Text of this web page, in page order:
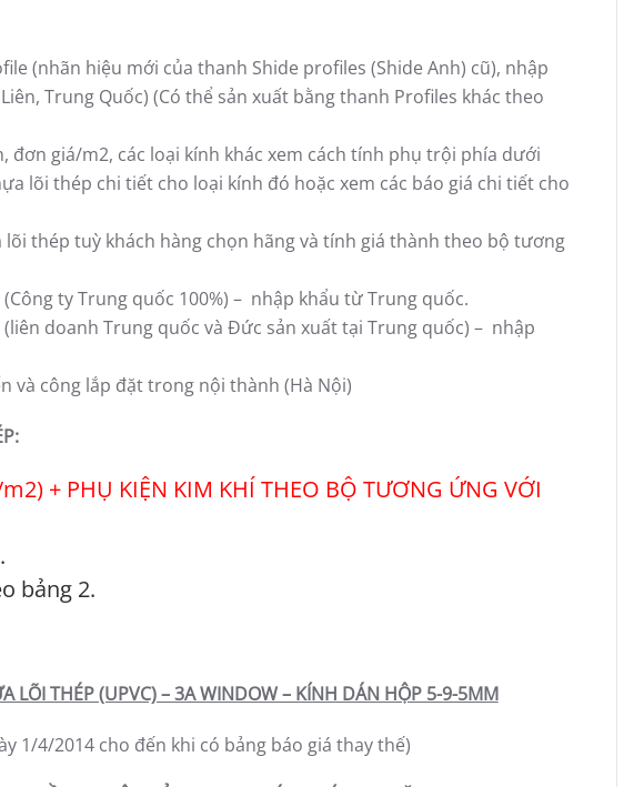
(nhãn hiệu mới của thanh Shide profiles (Shide Anh) cũ), nhập
Trung Quốc) (Có thể sản xuất bằng thanh Profiles khác theo
đơn giá/m2, các loại kính khác xem cách tính phụ trội phía dưới
lõi thép chi tiết cho loại kính đó hoặc xem các báo giá chi tiết cho
lõi thép tuỳ khách hàng chọn hãng và tính giá thành theo bộ tương
(Công ty Trung quốc 100%) – nhập khẩu từ Trung quốc.
(liên doanh Trung quốc và Đức sản xuất tại Trung quốc) – nhập
và công lắp đặt trong nội thành (Hà Nội)
+ PHỤ KIỆN KIM KHÍ THEO BỘ TƯƠNG ỨNG VỚI
bảng 2.
LÕI THÉP (UPVC) – 3A WINDOW – KÍNH DÁN HỘP 5-9-5MM
1/4/2014 cho đến khi có bảng báo giá thay thế)